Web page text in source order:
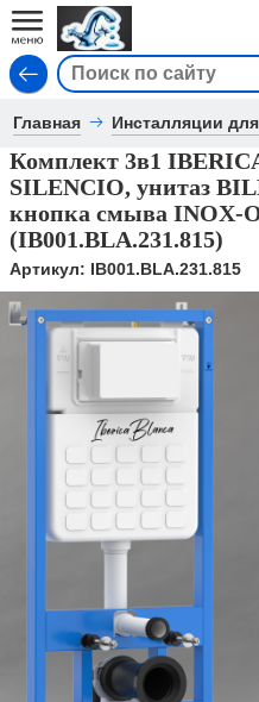
Главная Инсталляции
Комплект 3в1
SILENCIO, унитаз
кнопка смыва INOX-O
(IB001.BLA.231.815)
Артикул: IB001.BLA.231.815